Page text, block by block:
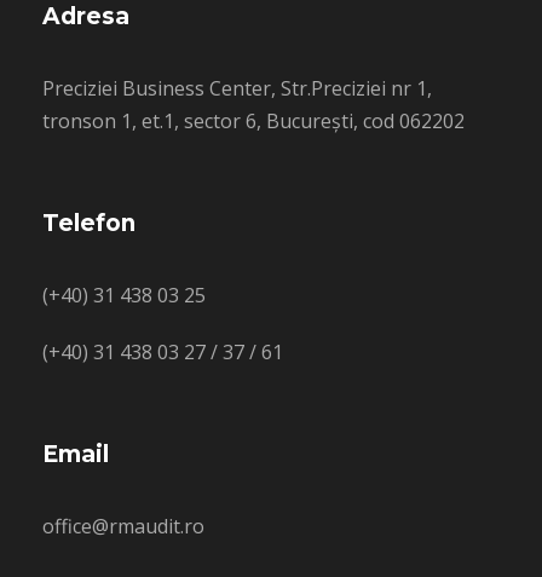
Adresa
Preciziei Business Center, Str.Preciziei nr 1,
tronson 1, et.1, sector 6, București, cod 062202
Telefon
(+40) 31 438 03 25
(+40) 31 438 03 27 / 37 / 61
Email
office@rmaudit.ro